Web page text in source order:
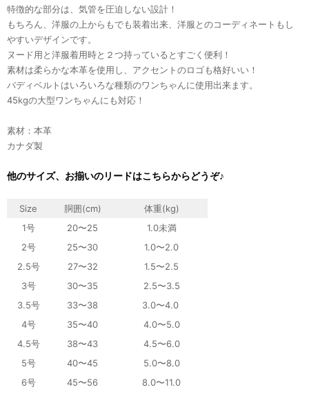
特徴的な部分は、気管を圧迫しない設計！
もちろん、洋服の上からもでも装着出来、洋服とのコーディネートもし
やすいデザインです。
ヌード用と洋服着用時と２つ持っているとすごく便利！
素材は柔らかな本革を使用し、アクセントのロゴも格好いい！
バディベルトはいろいろな種類のワンちゃんに使用出来ます。
45kgの大型ワンちゃんにも対応！
素材：本革
カナダ製
他のサイズ、お揃いのリードはこちらからどうぞ♪
Size 胴囲(cm) 体重(kg)
1号
20〜25
1.0未満
2号
25〜30
1.0〜2.0
2.5号
27〜32
1.5〜2.5
3号
30〜35
2.5〜3.5
3.5号
33〜38
3.0〜4.0
4号
35〜40
4.0〜5.0
4.5号
38〜43
4.5〜6.0
5号
40〜45
5.0〜8.0
6号
45〜56
8.0〜11.0